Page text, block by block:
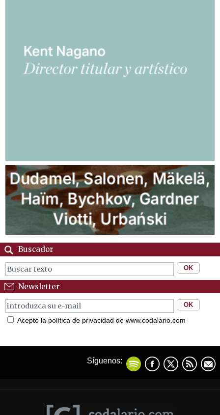
Buscador
Newsletter
Acepto la política de privacidad de www.codalario.com
Síguenos: